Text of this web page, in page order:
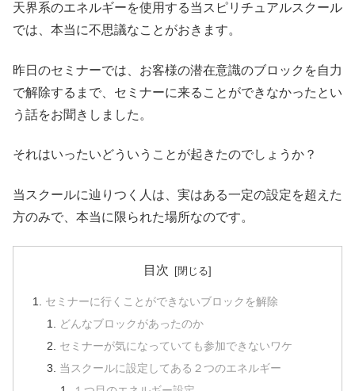
天界系のエネルギーを使用する当スピリチュアルスクール
では、本当に不思議なことがおきます。
昨日のセミナーでは、お客様の潜在意識のブロックを自力
で解除するまで、セミナーに来ることができなかったとい
う話をお聞きしました。
それはいったいどういうことが起きたのでしょうか？
当スクールに辿りつく人は、実はある一定の設定を超えた
方のみで、本当に限られた場所なのです。
目次
セミナーに行くことができないブロックを解除
どんなブロックがあったのか
セミナーが気になっていても参加できないワケ
当スクールに設定してある２つのエネルギー